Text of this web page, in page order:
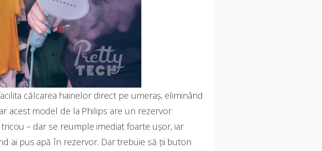
călcarea hainelor direct pe umeraș, eliminând
acest model de la Philips are un rezervor
– dar se reumple imediat foarte ușor, iar
ai pus apă în rezervor. Dar trebuie să ții buton